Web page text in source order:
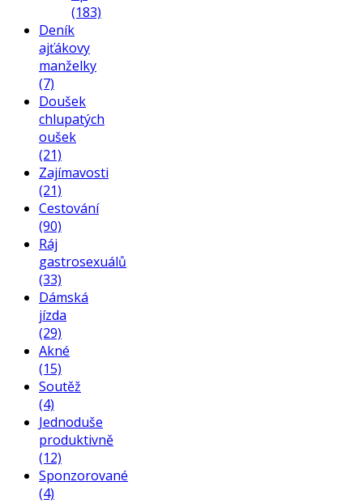
(183)
Deník
ajťákovy
manželky
(7)
Doušek
chlupatých
oušek
(21)
Zajímavosti
(21)
Cestování
(90)
Ráj
gastrosexuálů
(33)
Dámská
jízda
(29)
Akné
(15)
Soutěž
(4)
Jednoduše
produktivně
(12)
Sponzorované
(4)